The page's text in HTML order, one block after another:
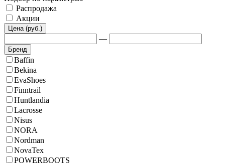
Распродажа
Акции
Цена (руб.)
—
Бренд
Baffin
Bekina
EvaShoes
Finntrail
Huntlandia
Lacrosse
Nisus
NORA
Nordman
NovaTex
POWERBOOTS